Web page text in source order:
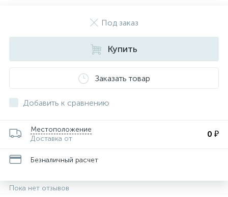
Под заказ
Купить
Заказать товар
Добавить к сравнению
Местоположение
Доставка от
0 ₽
Безналичный расчет
Пока нет отзывов